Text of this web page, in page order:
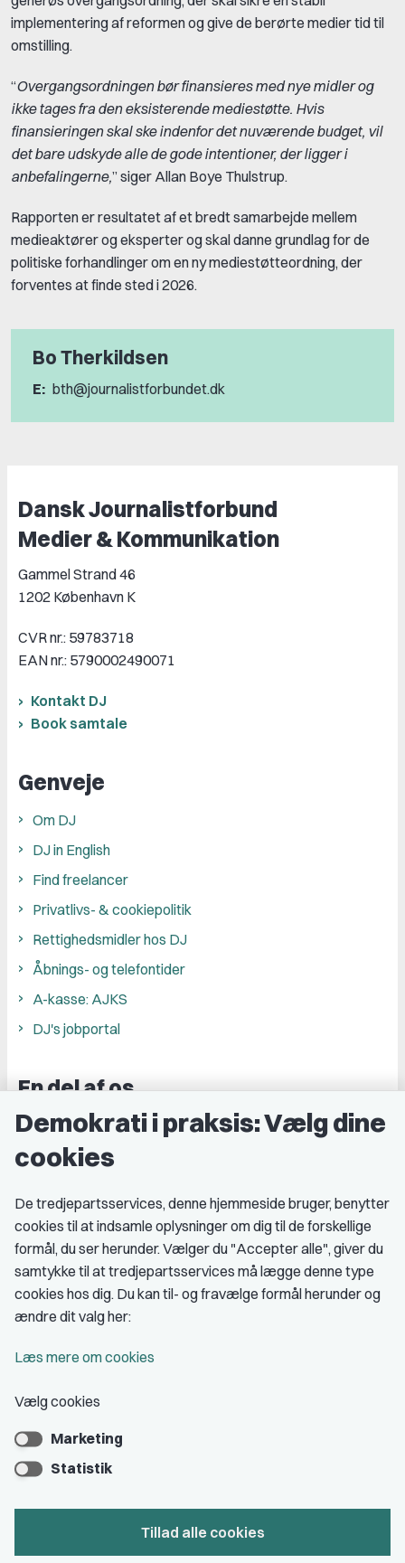
implementering af reformen og give de berørte medier tid til
omstilling.
“Overgangsordningen bør finansieres med nye midler og
ikke tages fra den eksisterende mediestøtte. Hvis
finansieringen skal ske indenfor det nuværende budget, vil
det bare udskyde alle de gode intentioner, der ligger i
anbefalingerne,” siger Allan Boye Thulstrup.
Rapporten er resultatet af et bredt samarbejde mellem
medieaktører og eksperter og skal danne grundlag for de
politiske forhandlinger om en ny mediestøtteordning, der
forventes at finde sted i 2026.
Bo Therkildsen
E: bth@journalistforbundet.dk
Dansk Journalistforbund
Medier & Kommunikation
Gammel Strand 46
1202 København K
CVR nr.: 59783718
EAN nr.: 5790002490071
Kontakt DJ
Book samtale
Genveje
Om DJ
DJ in English
Find freelancer
Privatlivs- & cookiepolitik
Rettighedsmidler hos DJ
Åbnings- og telefontider
A-kasse: AJKS
DJ's jobportal
En del af os
Grupper og kredse
Studenterorganisationer
Medlemskab
Fordele som medlem
Kontingent
Bliv medlem
Demokrati i praksis: Vælg dine
cookies
De tredjepartsservices, denne hjemmeside bruger, benytter
cookies til at indsamle oplysninger om dig til de forskellige
formål, du ser herunder. Vælger du "Accepter alle", giver du
samtykke til at tredjepartsservices må lægge denne type
cookies hos dig. Du kan til- og fravælge formål herunder og
ændre dit valg her:
Læs mere om cookies
Vælg cookies
Marketing
Statistik
Tillad alle cookies